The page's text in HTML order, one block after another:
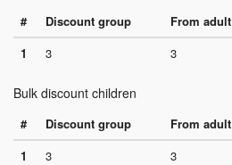
# Discount group From adult
1
3 3
Bulk discount children
# Discount group From adult
1
3 3